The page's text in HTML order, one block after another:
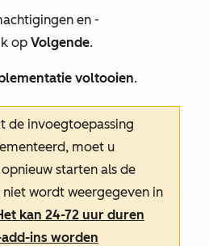
en -
op Volgende.
voltooien.
de invoegtoepassing
moet u
starten als de
wordt weergegeven in
kan 24-72 uur duren
ins worden